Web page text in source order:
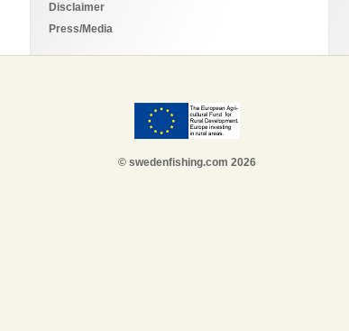
Disclaimer
Press/Media
© swedenfishing.com 2026